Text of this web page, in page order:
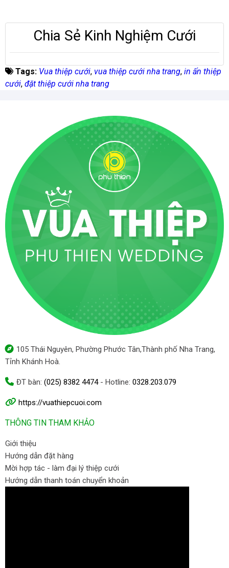
Chia Sẻ Kinh Nghiệm Cưới
Tags: Vua thiệp cưới, vua thiệp cưới nha trang, in ấn thiệp
cưới, đặt thiệp cưới nha trang
105 Thái Nguyên, Phường Phước Tân,Thành phố Nha Trang,
Tỉnh Khánh Hoà.
ĐT bàn: (025) 8382 4474- Hotline: 0328.203.079
https://vuathiepcuoi.com
THÔNG TIN THAM KHẢO
Giới thiệu
Hướng dẫn đặt hàng
Mời hợp tác - làm đại lý thiệp cưới
Hướng dẫn thanh toán chuyển khoản